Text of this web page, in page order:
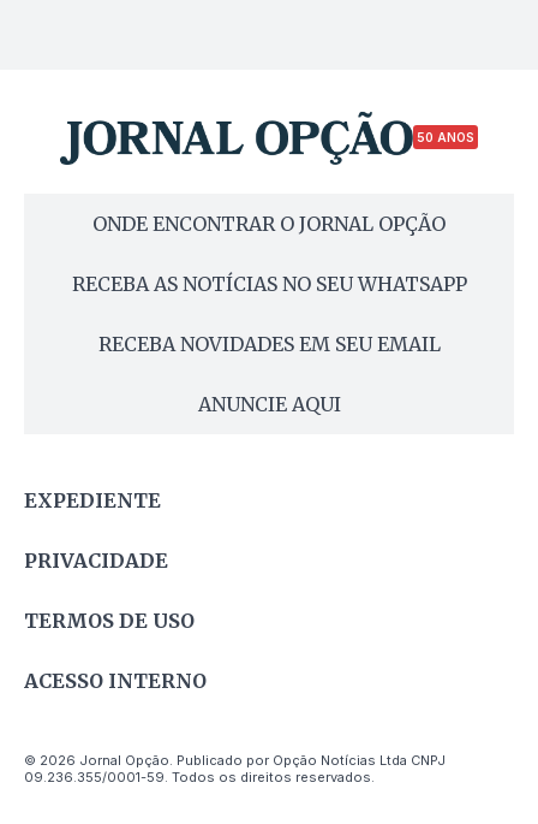
50 ANOS
ONDE ENCONTRAR O JORNAL OPÇÃO
RECEBA AS NOTÍCIAS NO SEU WHATSAPP
RECEBA NOVIDADES EM SEU EMAIL
ANUNCIE AQUI
EXPEDIENTE
PRIVACIDADE
TERMOS DE USO
ACESSO INTERNO
© 2026 Jornal Opção. Publicado por Opção Notícias Ltda CNPJ
09.236.355/0001-59. Todos os direitos reservados.